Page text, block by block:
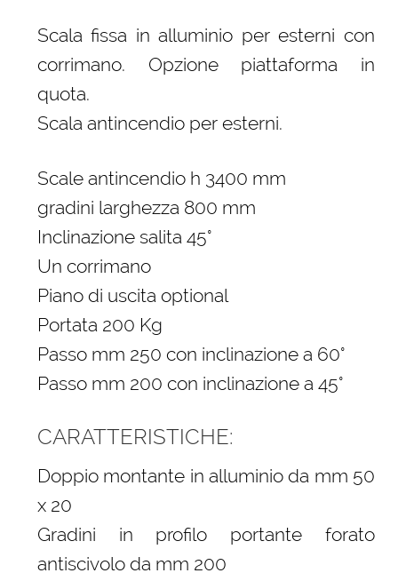
Scala fissa in alluminio per esterni con
corrimano. Opzione piattaforma in
quota.
Scala antincendio per esterni.
Scale antincendio h 3400 mm
gradini larghezza 800 mm
Inclinazione salita 45°
Un corrimano
Piano di uscita optional
Portata 200 Kg
Passo mm 250 con inclinazione a 60°
Passo mm 200 con inclinazione a 45°
CARATTERISTICHE:
Doppio montante in alluminio da mm 50
x 20
Gradini in profilo portante forato
antiscivolo da mm 200